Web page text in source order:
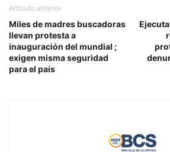
Artículo anterior
Miles de madres buscadoras
llevan protesta a
inauguración del mundial ;
exigen misma seguridad
para el país